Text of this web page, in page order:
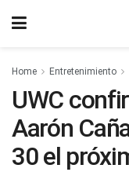
Home Entretenimiento
UWC
Aarón
30 el